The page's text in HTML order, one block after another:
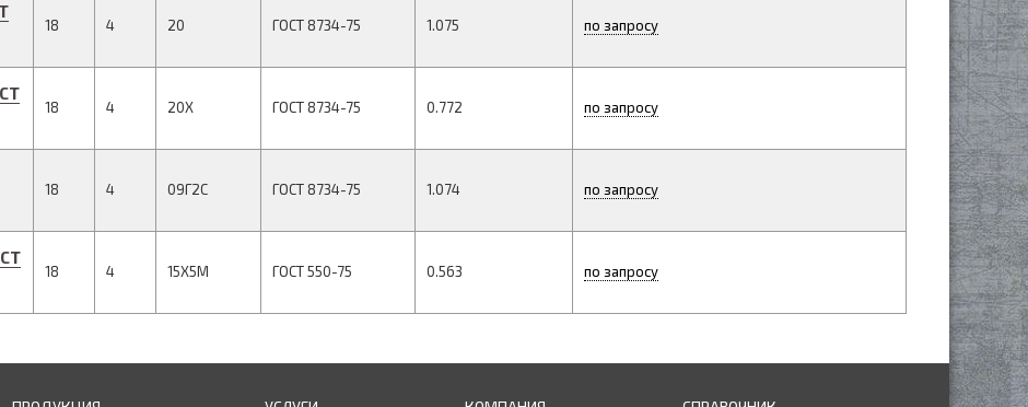
18 4 20 ГОСТ 8734-75 1.075 по запросу
18 4 20Х ГОСТ 8734-75 0.772 по запросу
18 4 09Г2С ГОСТ 8734-75 1.074 по запросу
18 4 15Х5М ГОСТ 550-75 0.563 по запросу